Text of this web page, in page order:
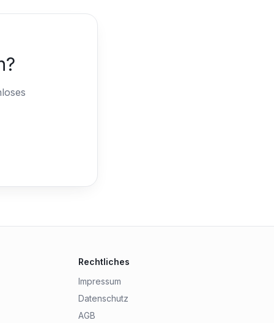
Rechtliches
Impressum
Datenschutz
AGB